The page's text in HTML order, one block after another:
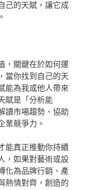
己的天賦，讓它成
，關鍵在於如何運
當你找到自己的天
能為我或他人帶來
賦是「分析能
讀市場趨勢、協助
業競爭力。
能真正推動你持續
，如果對藝術或設
化為品牌行銷、產
熱情對齊，創造的